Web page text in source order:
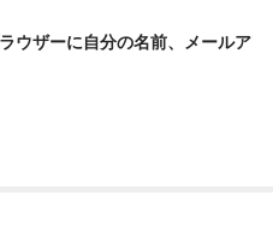
ウザーに自分の名前、メールア